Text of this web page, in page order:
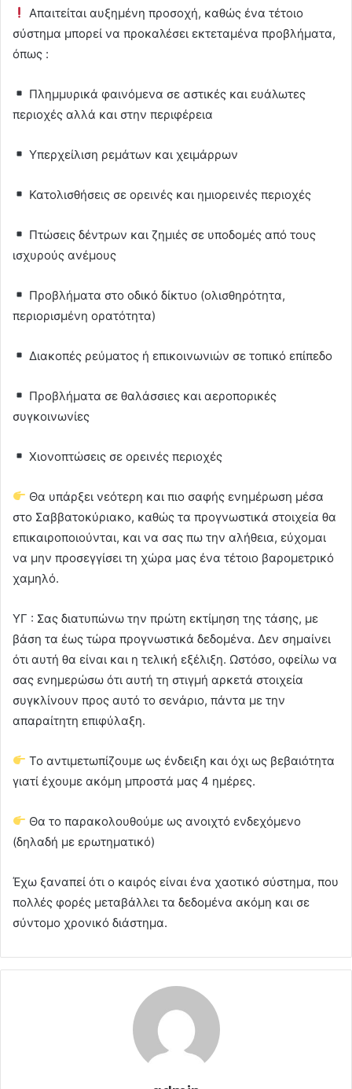
Απαιτείται αυξημένη προσοχή, καθώς ένα τέτοιο
σύστημα μπορεί να προκαλέσει εκτεταμένα προβλήματα,
όπως :
Πλημμυρικά φαινόμενα σε αστικές και ευάλωτες
περιοχές αλλά και στην περιφέρεια
Υπερχείλιση ρεμάτων και χειμάρρων
Κατολισθήσεις σε ορεινές και ημιορεινές περιοχές
Πτώσεις δέντρων και ζημιές σε υποδομές από τους
ισχυρούς ανέμους
Προβλήματα στο οδικό δίκτυο (ολισθηρότητα,
περιορισμένη ορατότητα)
Διακοπές ρεύματος ή επικοινωνιών σε τοπικό επίπεδο
Προβλήματα σε θαλάσσιες και αεροπορικές
συγκοινωνίες
Χιονοπτώσεις σε ορεινές περιοχές
Θα υπάρξει νεότερη και πιο σαφής ενημέρωση μέσα
στο Σαββατοκύριακο, καθώς τα προγνωστικά στοιχεία θα
επικαιροποιούνται, και να σας πω την αλήθεια, εύχομαι
να μην προσεγγίσει τη χώρα μας ένα τέτοιο βαρομετρικό
χαμηλό.
ΥΓ : Σας διατυπώνω την πρώτη εκτίμηση της τάσης, με
βάση τα έως τώρα προγνωστικά δεδομένα. Δεν σημαίνει
ότι αυτή θα είναι και η τελική εξέλιξη. Ωστόσο, οφείλω να
σας ενημερώσω ότι αυτή τη στιγμή αρκετά στοιχεία
συγκλίνουν προς αυτό το σενάριο, πάντα με την
απαραίτητη επιφύλαξη.
Το αντιμετωπίζουμε ως ένδειξη και όχι ως βεβαιότητα
γιατί έχουμε ακόμη μπροστά μας 4 ημέρες.
Θα το παρακολουθούμε ως ανοιχτό ενδεχόμενο
(δηλαδή με ερωτηματικό)
Έχω ξαναπεί ότι ο καιρός είναι ένα χαοτικό σύστημα, που
πολλές φορές μεταβάλλει τα δεδομένα ακόμη και σε
σύντομο χρονικό διάστημα.